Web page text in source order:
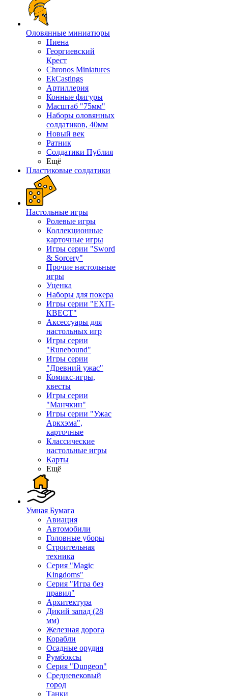
Оловянные миниатюры
Ниена
Георгиевский
Крест
Chronos Miniatures
EkCastings
Артиллерия
Конные фигуры
Масштаб "75мм"
Наборы оловянных
солдатиков, 40мм
Новый век
Ратник
Солдатики Публия
Ещё
Пластиковые солдатики
Настольные игры
Ролевые игры
Коллекционные
карточные игры
Игры серии "Sword
& Sorcery"
Прочие настольные
игры
Уценка
Наборы для покера
Игры серии "EXIT-
КВЕСТ"
Аксессуары для
настольных игр
Игры серии
"Runebound"
Игры серии
"Древний ужас"
Комикс-игры,
квесты
Игры серии
"Манчкин"
Игры серии "Ужас
Аркхэма",
карточные
Классические
настольные игры
Карты
Ещё
Умная Бумага
Авиация
Автомобили
Головные уборы
Строительная
техника
Серия "Magic
Kingdoms"
Серия "Игра без
правил"
Архитектура
Дикий запад (28
мм)
Железная дорога
Корабли
Осадные орудия
Румбоксы
Серия "Dungeon"
Средневековый
город
Танки